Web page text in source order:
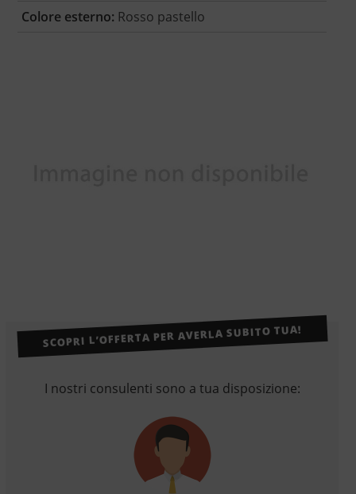
Colore esterno: Rosso pastello
SCOPRI L’OFFERTA PER AVERLA SUBITO TUA!
I nostri consulenti sono a tua disposizione: